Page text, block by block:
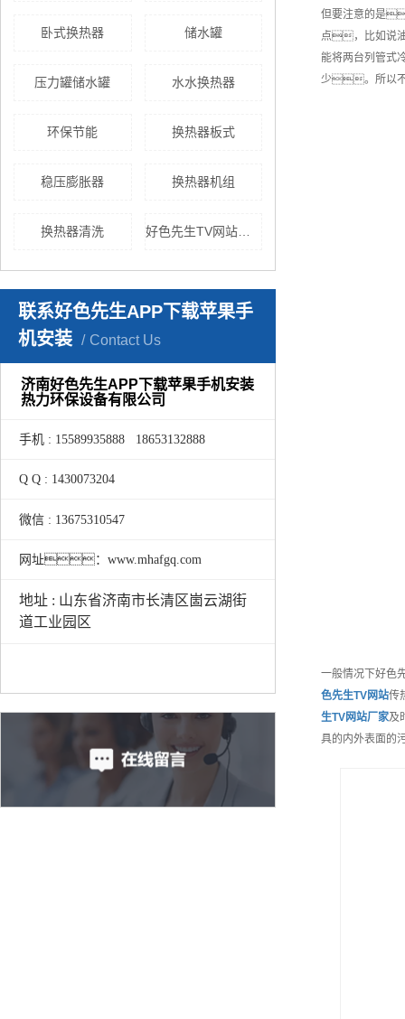
卧式换热器 储水罐
压力罐储水罐 水水换热器
环保节能 换热器板式
稳压膨胀器 换热器机组
换热器清洗 好色先生TV网站设备
联系好色先生APP下载苹果手
机安装
Contact Us
济南好色先生APP下载苹果手机安装
热力环保设备有限公司
手机 : 15589935888 18653132888
Q Q : 1430073204
微信 : 13675310547
网址：www.mhafgq.com
地址 : 山东省济南市长清区崮云湖街
道工业园区
但要注意的是
点，比如说
能将两台列管
少。所以不
一般情况下好
色先生TV网站传
生TV网站厂家及
具的内外表面